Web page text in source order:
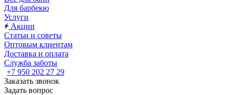
Для барбекю
Услуги
Акции
Статьи и советы
Оптовым клиентам
Доставка и оплата
Служба заботы
+7 950 202 27 29
Заказать звонок
Задать вопрос